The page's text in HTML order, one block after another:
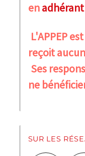
enadhérant
L'APPEP
reçoit
Ses
ne
SUR LES